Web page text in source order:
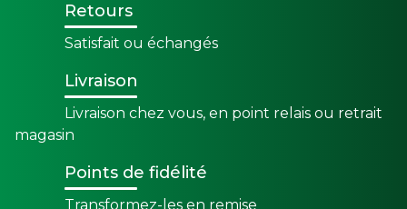
Retours
Satisfait ou échangés
Livraison
Livraison chez vous, en point relais ou retrait
magasin
Points de fidélité
Transformez-les en remise